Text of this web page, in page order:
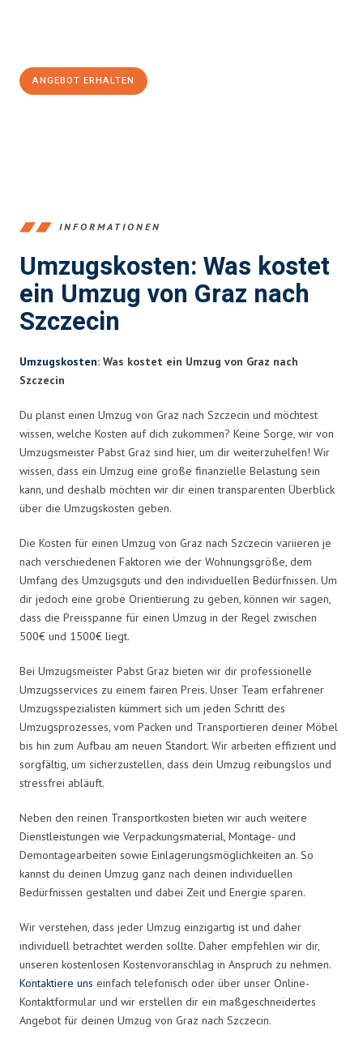
ANGEBOT ERHALTEN
INFORMATIONEN
Umzugskosten: Was kostet
ein Umzug von Graz nach
Szczecin
Umzugskosten: Was kostet ein Umzug von Graz nach
Szczecin
Du planst einen Umzug von Graz nach Szczecin und möchtest
wissen, welche Kosten auf dich zukommen? Keine Sorge, wir von
Umzugsmeister Pabst Graz sind hier, um dir weiterzuhelfen! Wir
wissen, dass ein Umzug eine große finanzielle Belastung sein
kann, und deshalb möchten wir dir einen transparenten Überblick
über die Umzugskosten geben.
Die Kosten für einen Umzug von Graz nach Szczecin variieren je
nach verschiedenen Faktoren wie der Wohnungsgröße, dem
Umfang des Umzugsguts und den individuellen Bedürfnissen. Um
dir jedoch eine grobe Orientierung zu geben, können wir sagen,
dass die Preisspanne für einen Umzug in der Regel zwischen
500€ und 1500€ liegt.
Bei Umzugsmeister Pabst Graz bieten wir dir professionelle
Umzugsservices zu einem fairen Preis. Unser Team erfahrener
Umzugsspezialisten kümmert sich um jeden Schritt des
Umzugsprozesses, vom Packen und Transportieren deiner Möbel
bis hin zum Aufbau am neuen Standort. Wir arbeiten effizient und
sorgfältig, um sicherzustellen, dass dein Umzug reibungslos und
stressfrei abläuft.
Neben den reinen Transportkosten bieten wir auch weitere
Dienstleistungen wie Verpackungsmaterial, Montage- und
Demontagearbeiten sowie Einlagerungsmöglichkeiten an. So
kannst du deinen Umzug ganz nach deinen individuellen
Bedürfnissen gestalten und dabei Zeit und Energie sparen.
Wir verstehen, dass jeder Umzug einzigartig ist und daher
individuell betrachtet werden sollte. Daher empfehlen wir dir,
unseren kostenlosen Kostenvoranschlag in Anspruch zu nehmen.
Kontaktiere uns einfach telefonisch oder über unser Online-
Kontaktformular und wir erstellen dir ein maßgeschneidertes
Angebot für deinen Umzug von Graz nach Szczecin.